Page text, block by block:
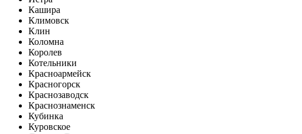
Кашира
Климовск
Клин
Коломна
Королев
Котельники
Красноармейск
Красногорск
Краснозаводск
Краснознаменск
Кубинка
Куровское